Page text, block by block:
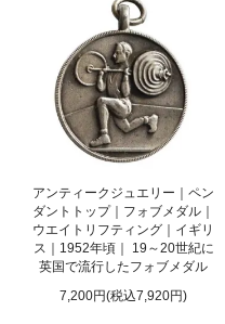
アンティークジュエリー｜ペン
ダントトップ｜フォブメダル｜
ウエイトリフティング｜イギリ
ス｜1952年頃｜ 19～20世紀に
英国で流行したフォブメダル
7,200円(税込7,920円)